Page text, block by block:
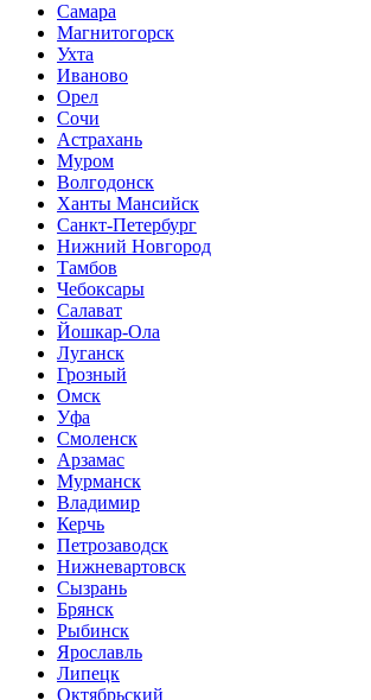
Самара
Магнитогорск
Ухта
Иваново
Орел
Сочи
Астрахань
Муром
Волгодонск
Ханты Мансийск
Санкт-Петербург
Нижний Новгород
Тамбов
Чебоксары
Салават
Йошкар-Ола
Луганск
Грозный
Омск
Уфа
Смоленск
Арзамас
Мурманск
Владимир
Керчь
Петрозаводск
Нижневартовск
Сызрань
Брянск
Рыбинск
Ярославль
Липецк
Октябрьский